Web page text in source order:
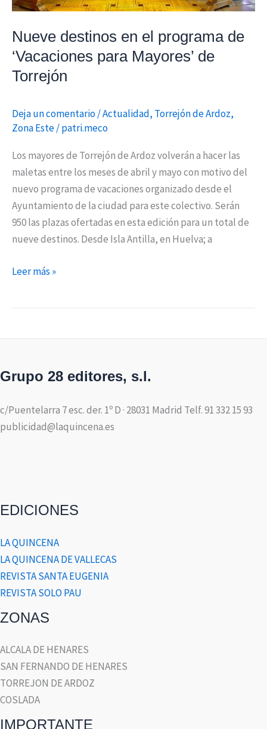
Nueve destinos en el programa de
‘Vacaciones para Mayores’ de
Torrejón
Deja un comentario/Actualidad, Torrejón de Ardoz,
Zona Este/patri.meco
Los mayores de Torrejón de Ardoz volverán a hacer las
maletas entre los meses de abril y mayo con motivo del
nuevo programa de vacaciones organizado desde el
Ayuntamiento de la ciudad para este colectivo. Serán
950 las plazas ofertadas en esta edición para un total de
nueve destinos. Desde Isla Antilla, en Huelva; a
de
Leer más »
Grupo 28 editores, s.l.
c/Puentelarra 7 esc. der. 1º D · 28031 Madrid Telf. 91 332 15 93
publicidad@laquincena.es
EDICIONES
LA QUINCENA
LA QUINCENA DE VALLECAS
REVISTA SANTA EUGENIA
REVISTA SOLO PAU
ZONAS
ALCALA DE HENARES
SAN FERNANDO DE HENARES
TORREJON DE ARDOZ
COSLADA
IMPORTANTE